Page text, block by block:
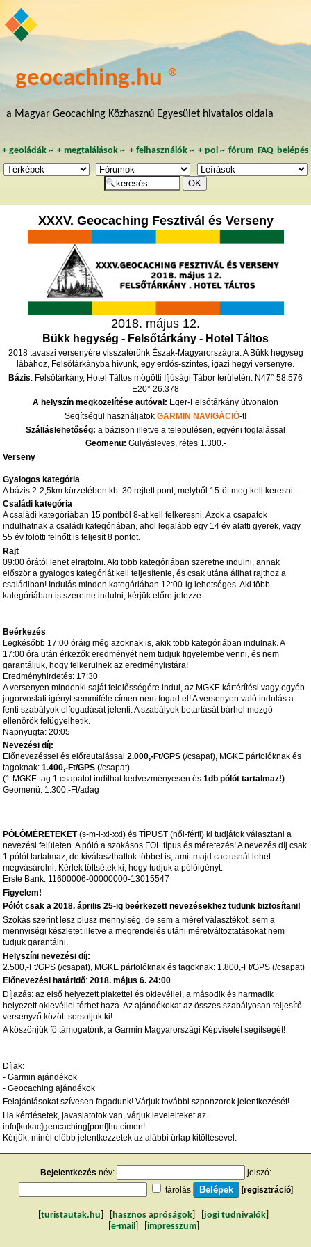
geocaching.hu ®
a Magyar Geocaching Közhasznú Egyesület hivatalos oldala
+ geoládák~ +megtalálások ~ + felhasználók~ + poi~ fórum FAQ belépés
XXXV. Geocaching Fesztivál és Verseny
2018. május 12.
Bükk hegység - Felsőtárkány - Hotel Táltos
2018 tavaszi versenyére visszatérünk Észak-Magyarországra. A Bükk hegység
lábához, Felsőtárkányba hívunk, egy erdős-szintes, igazi hegyi versenyre.
Bázis: Felsőtárkány, Hotel Táltos mögötti Ifjúsági Tábor területén. N47° 58.576
E20° 26.378
A helyszín megközelítése autóval: Eger-Felsőtárkány útvonalon
Segítségül használjatok GARMIN NAVIGÁCIÓ-t!
Szálláslehetőség: a bázison illetve a településen, egyéni foglalással
Geomenü: Gulyásleves, rétes 1.300.-
Verseny
Gyalogos kategória
A bázis 2-2,5km körzetében kb. 30 rejtett pont, melyből 15-öt meg kell keresni.
Családi kategória
A családi kategóriában 15 pontból 8-at kell felkeresni. Azok a csapatok
indulhatnak a családi kategóriában, ahol legalább egy 14 év alatti gyerek, vagy
55 év fölötti felnőtt is teljesít 8 pontot.
Rajt
09:00 órától lehet elrajtolni. Aki több kategóriában szeretne indulni, annak
először a gyalogos kategóriát kell teljesítenie, és csak utána állhat rajthoz a
családiban! Indulás minden kategóriában 12:00-ig lehetséges. Aki több
kategóriában is szeretne indulni, kérjük előre jelezze.
Beérkezés
Legkésőbb 17:00 óráig még azoknak is, akik több kategóriában indulnak. A
17:00 óra után érkezők eredményét nem tudjuk figyelembe venni, és nem
garantáljuk, hogy felkerülnek az eredménylistára!
Eredményhirdetés: 17:30
A versenyen mindenki saját felelősségére indul, az MGKE kártérítési vagy egyéb
jogorvoslati igényt semmiféle címen nem fogad el! A versenyen való indulás a
fenti szabályok elfogadását jelenti. A szabályok betartását bárhol mozgó
ellenőrök felügyelhetik.
Napnyugta: 20:05
Nevezési díj:
Előnevezéssel és előreutalással2.000,-Ft/GPS (/csapat), MGKE pártolóknak és
tagoknak:1.400,-Ft/GPS (/csapat)
(1 MGKE tag 1 csapatot indíthat kedvezményesen és1db pólót tartalmaz!)
Geomenü: 1.300,-Ft/adag
PÓLÓMÉRETEKET(s-m-l-xl-xxl) és TÍPUST (női-férfi) ki tudjátok választani a
nevezési felületen. A póló a szokásos FOL típus és méretezés! A nevezés díj csak
1 pólót tartalmaz, de kiválaszthattok többet is, amit majd cactusnál lehet
megvásárolni. Kérlek töltsétek ki, hogy tudjuk a pólóigényt.
Erste Bank: 11600006-00000000-13015547
Figyelem!
Pólót csak a 2018. április 25-ig beérkezett nevezésekhez tudunk biztosítani!
Szokás szerint lesz plusz mennyiség, de sem a méret választékot, sem a
mennyiségi készletet illetve a megrendelés utáni méretváltoztatásokat nem
tudjuk garantálni.
Helyszíni nevezési díj:
2.500,-Ft/GPS (/csapat), MGKE pártolóknak és tagoknak: 1.800,-Ft/GPS (/csapat)
Előnevezési határidő:2018. május 6. 24:00
Díjazás: az első helyezett plakettel és oklevéllel, a második és harmadik
helyezett oklevéllel térhet haza. Az ajándékokat az összes szabályosan teljesítő
versenyző között sorsoljuk ki!
A köszönjük fő támogatónk, a Garmin Magyarországi Képviselet segítségét!
Díjak:
- Garmin ajándékok
- Geocaching ajándékok
Felajánlásokat szívesen fogadunk! Várjuk további szponzorok jelentkezését!
Ha kérdésetek, javaslatotok van, várjuk leveleiteket az
info[kukac]geocaching[pont]hu címen!
Kérjük, minél előbb jelentkezzetek az alábbi űrlap kitöltésével.
Bejelentkezés név:
jelszó:
tárolás
[regisztráció]
turistautak.hu hasznos apróságok jogi tudnivalók
e-mail impresszum]